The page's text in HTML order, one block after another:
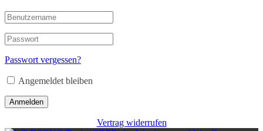
Passwort vergessen?
Angemeldet bleiben
Anmelden
Vertrag widerrufen